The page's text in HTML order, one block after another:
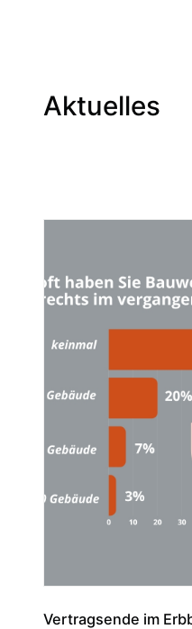
Aktuelles
Vertragsende im